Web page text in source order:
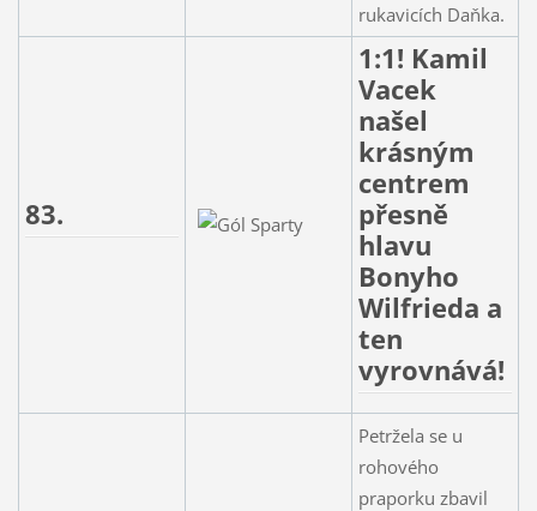
rukavicích Daňka.
83.
1:1! Kamil
Vacek
našel
krásným
centrem
přesně
hlavu
Bonyho
Wilfrieda a
ten
vyrovnává!
Petržela se u
rohového
praporku zbavil